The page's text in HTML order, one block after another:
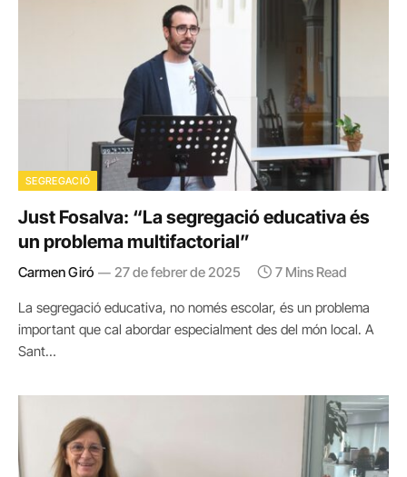
SEGREGACIÓ
Just Fosalva: “La segregació educativa és
un problema multifactorial”
Carmen Giró 27 de febrer de 2025 7 Mins Read
La segregació educativa, no només escolar, és un problema
important que cal abordar especialment des del món local. A
Sant…